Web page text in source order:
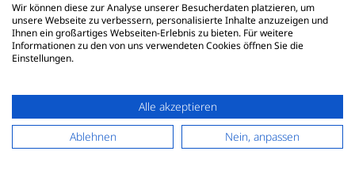
Wir können diese zur Analyse unserer Besucherdaten platzieren, um
unsere Webseite zu verbessern, personalisierte Inhalte anzuzeigen und
Ihnen ein großartiges Webseiten-Erlebnis zu bieten. Für weitere
Informationen zu den von uns verwendeten Cookies öffnen Sie die
Einstellungen.
Alle akzeptieren
Ablehnen
Nein, anpassen